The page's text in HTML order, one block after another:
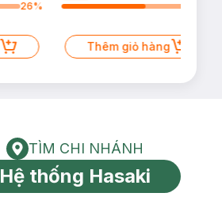
26%
Thêm giỏ hàng
Tìm chi nhánh
TÌM CHI NHÁNH
Hệ thống Hasaki